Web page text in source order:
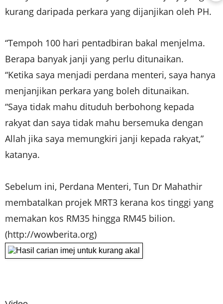
kurang daripada perkara yang dijanjikan oleh PH.
“Tempoh 100 hari pentadbiran bakal menjelma.
Berapa banyak janji yang perlu ditunaikan.
“Ketika saya menjadi perdana menteri, saya hanya
menjanjikan perkara yang boleh ditunaikan.
“Saya tidak mahu dituduh berbohong kepada
rakyat dan saya tidak mahu bersemuka dengan
Allah jika saya memungkiri janji kepada rakyat,”
katanya.
Sebelum ini, Perdana Menteri, Tun Dr Mahathir
membatalkan projek MRT3 kerana kos tinggi yang
memakan kos RM35 hingga RM45 bilion.
(http://wowberita.org)